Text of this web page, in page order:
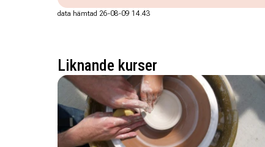
data hämtad 26-08-09 14.43
Liknande kurser